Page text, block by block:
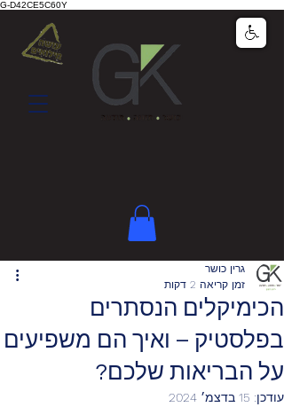
G-D42CE5C60Y
הכימיקלים הנסתרים
בפלסטיק – ואיך הם משפיעים
על הבריאות שלכם?
גרין כושר
זמן קריאה 2 דקות
עודכן: 15 בדצמ׳ 2024